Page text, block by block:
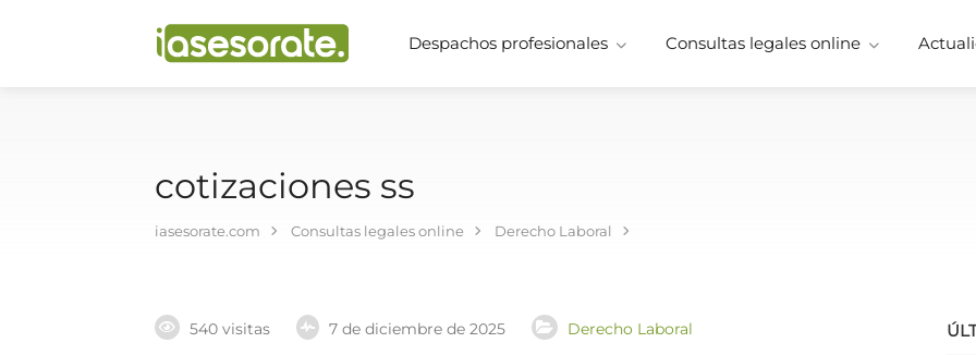
Despachos profesionales Consultas legales online
cotizaciones ss
iasesorate.com Consultas legales online Derecho Laboral
540 visitas 7 de diciembre de 2025 Derecho Laboral